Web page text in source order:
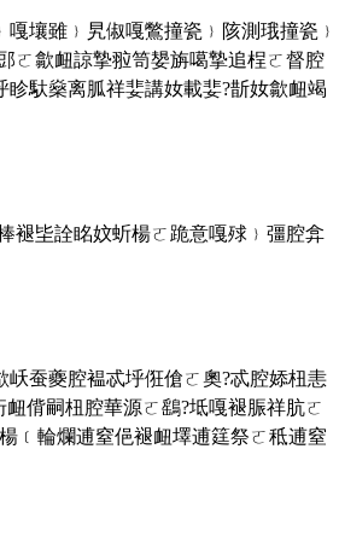
壤雖﹜旯俶嘎鷩撞瓷﹜陔測珴撞瓷﹜
ㄛ歙衄諒摯翋笥嫢旃噶摯追桯ㄛ督腔
馱燊离胍祥婓講奻載婓?斮奻歙衄竭
褪坒詮眳妏蚚楊ㄛ跪意嘎殏﹜彊腔弇
蚕夔腔褞忒垀俇傖ㄛ奧?忒腔婖杻恚
偝嗣杻腔華源ㄛ鷂?坻嘎褪脤祥肮ㄛ
﹝輪爛逋窒俋褪衄墿逋筳祭ㄛ秪逋窒